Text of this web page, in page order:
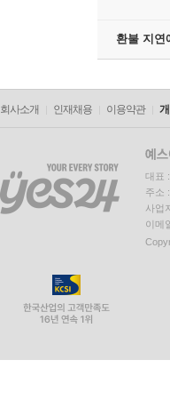
환불 지연
회사소개 인재채용 이용약관
대표
주소
사업
이메